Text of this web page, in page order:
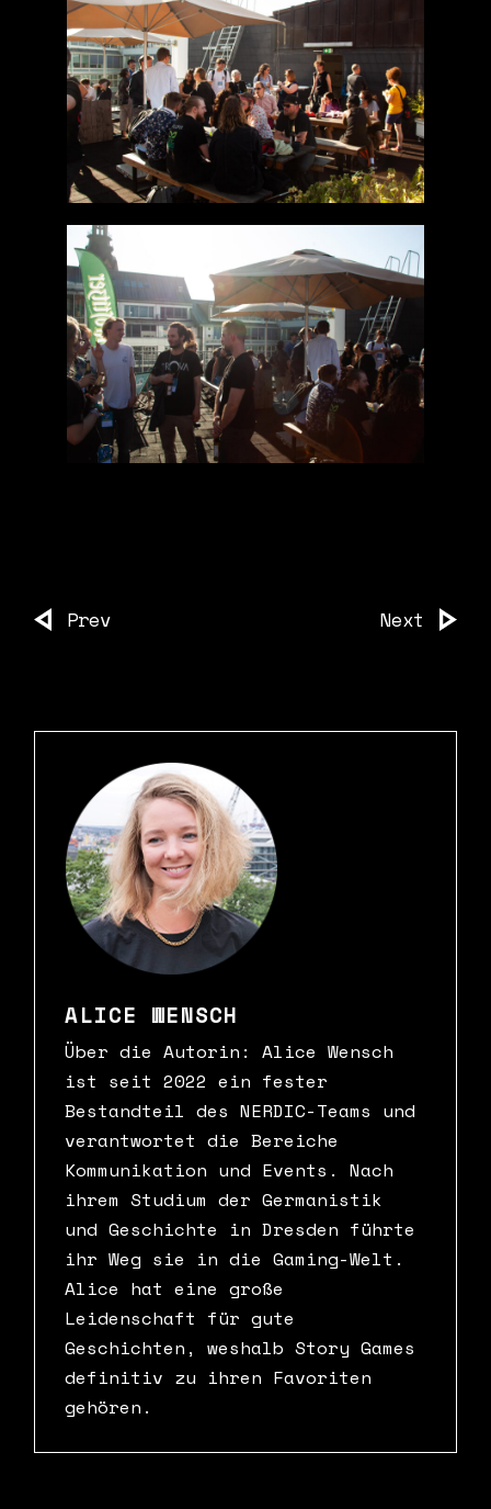
Prev Next
ALICE WENSCH
Über die Autorin: Alice Wensch
ist seit 2022 ein fester
Bestandteil des NERDIC-Teams und
verantwortet die Bereiche
Kommunikation und Events. Nach
ihrem Studium der Germanistik
und Geschichte in Dresden führte
ihr Weg sie in die Gaming-Welt.
Alice hat eine große
Leidenschaft für gute
Geschichten, weshalb Story Games
definitiv zu ihren Favoriten
gehören.